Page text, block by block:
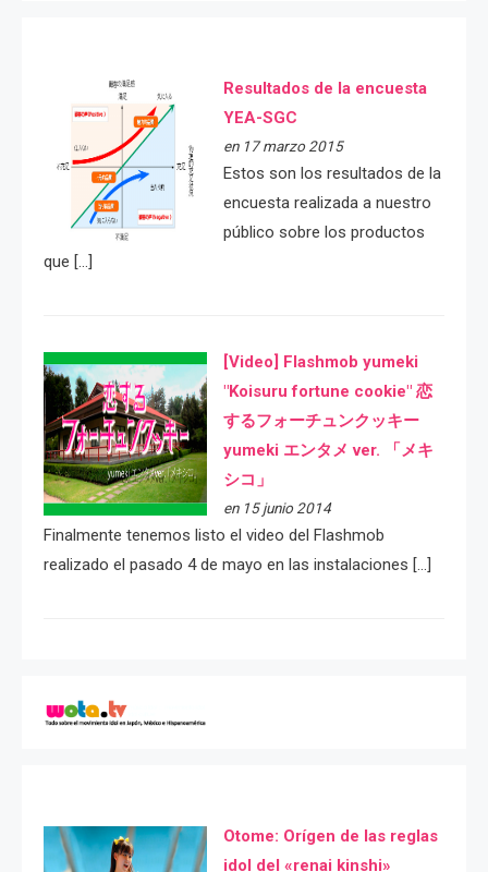
Resultados de la encuesta
YEA-SGC
en 17 marzo 2015
Estos son los resultados de la
encuesta realizada a nuestro
público sobre los productos
que […]
[Video] Flashmob yumeki
"Koisuru fortune cookie" 恋
するフォーチュンクッキー
yumeki エンタメ ver. 「メキ
シコ」
en 15 junio 2014
Finalmente tenemos listo el video del Flashmob
realizado el pasado 4 de mayo en las instalaciones […]
Otome: Orígen de las reglas
idol del «renai kinshi»